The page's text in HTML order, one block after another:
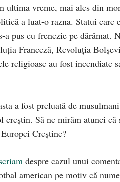
ultima vreme, mai ales din
a luat-o razna. Statui care
a pus cu frenezie pe dărâmat.
Franceză, Revoluția
religioase au fost incendiate
a fost preluată de
Să ne mirăm atunci că
Creștine?
despre cazul unui
american pe motiv că